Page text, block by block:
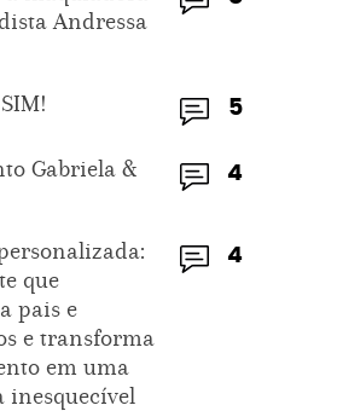
Andressa
5
4
Gabriela &
4
que
pais e
e transforma
em uma
inesquecível